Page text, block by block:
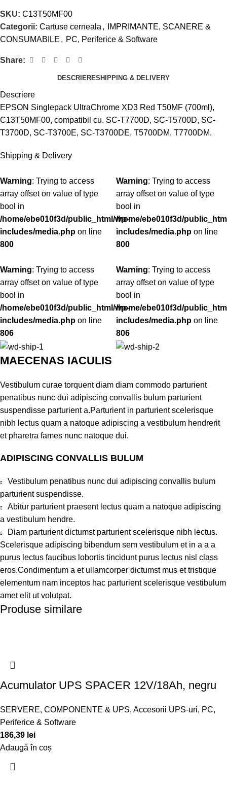
SKU: C13T50MF00
Categorii: Cartuse cerneala ,
IMPRIMANTE, SCANERE &
CONSUMABILE , PC, Periferice & Software
Share:
DESCRIERESHIPPING & DELIVERY
Descriere
EPSON Singlepack UltraChrome XD3 Red T50MF (700ml),
C13T50MF00, compatibil cu. SC-T7700D, SC-T5700D, SC-
T3700D, SC-T3700E, SC-T3700DE, T5700DM, T7700DM.
Shipping & Delivery
Warning: Trying to access
array offset on value of type
bool in
/home/ebe010f3d/public_html/wp-
includes/media.php on line
800
Warning: Trying to access
array offset on value of type
bool in
/home/ebe010f3d/public_html/wp-
includes/media.php on line
806
Warning: Trying to access
array offset on value of type
bool in
/home/ebe010f3d/
includes/media.php on line
800
Warning: Trying to access
array offset on value of type
bool in
/home/ebe010f3d/
includes/media.php on line
806
MAECENAS IACULIS
Vestibulum curae torquent diam diam commodo parturient
penatibus nunc dui adipiscing convallis bulum parturient
suspendisse parturient a.Parturient in parturient scelerisque
nibh lectus quam a natoque adipiscing a vestibulum hendrerit
et pharetra fames nunc natoque dui.
ADIPISCING CONVALLIS BULUM
Vestibulum penatibus nunc dui adipiscing convallis bulum
parturient suspendisse.
Abitur parturient praesent lectus quam a natoque adipiscing
a vestibulum hendre.
Diam parturient dictumst parturient scelerisque nibh lectus.
Scelerisque adipiscing bibendum sem vestibulum et in a a a
purus lectus faucibus lobortis tincidunt purus lectus nisl class
eros.Condimentum a et ullamcorper dictumst mus et tristique
elementum nam inceptos hac parturient scelerisque vestibulum
amet elit ut volutpat.
Produse similare
Acumulator UPS SPACER 12V/18Ah, negru
SERVERE, COMPONENTE & UPS, Accesorii UPS-uri, PC,
Periferice & Software
186,39 lei
Adaugă în coș